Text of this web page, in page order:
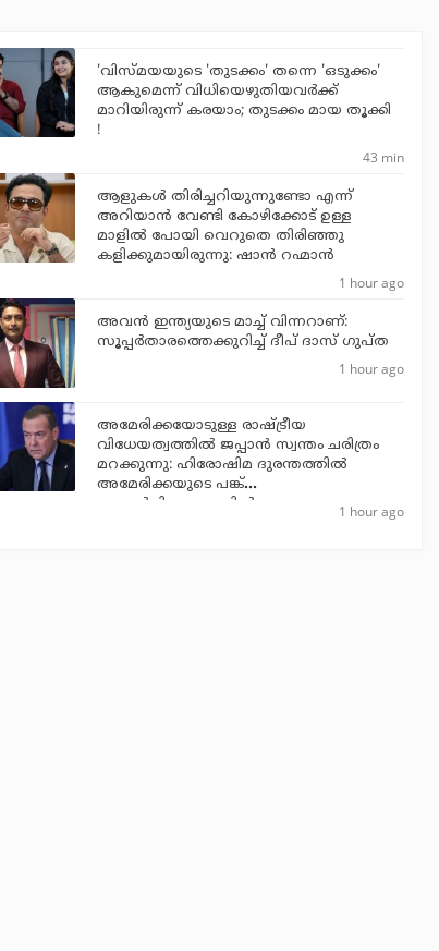
'വിസ്മയയുടെ 'തുടക്കം' തന്നെ 'ഒടുക്കം'
ആകുമെന്ന് വിധിയെഴുതിയവര്‍ക്ക്
മാറിയിരുന്ന് കരയാം; തുടക്കം മായ തൂക്കി
!
43 min
ആളുകൾ തിരിച്ചറിയുന്നുണ്ടോ എന്ന്
അറിയാൻ വേണ്ടി കോഴിക്കോട് ഉള്ള
മാളിൽ പോയി വെറുതെ തിരിഞ്ഞു
കളിക്കുമായിരുന്നു: ഷാൻ റഹ്മാൻ
1 hour ago
അവന്‍ ഇന്ത്യയുടെ മാച്ച് വിന്നറാണ്:
സൂപ്പര്‍താരത്തെക്കുറിച്ച് ദീപ് ദാസ് ഗുപ്ത
1 hour ago
അമേരിക്കയോടുള്ള രാഷ്ട്രീയ
വിധേയത്വത്തില്‍ ജപ്പാന്‍ സ്വന്തം ചരിത്രം
മറക്കുന്നു: ഹിരോഷിമ ദുരന്തത്തില്‍
അമേരിക്കയുടെ പങ്ക്
പരാമര്‍ശിക്കാത്തതില്‍ റഷ്യ
1 hour ago